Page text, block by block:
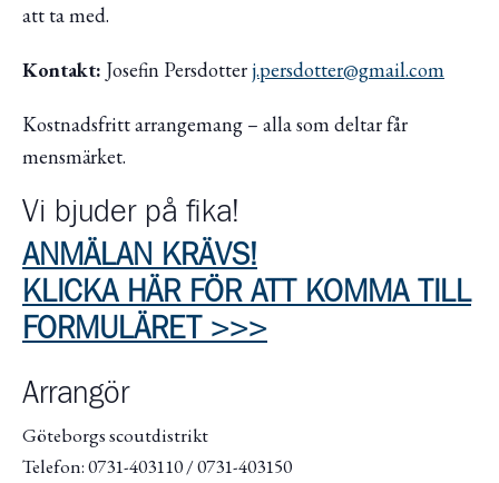
att ta med.
Kontakt: Josefin Persdotterj.persdotter@gmail.com
Kostnadsfritt arrangemang – alla som deltar får
mensmärket.
Vi bjuder på fika!
ANMÄLAN KRÄVS!
KLICKA HÄR FÖR ATT KOMMA TILL
FORMULÄRET >>>
Arrangör
Göteborgs scoutdistrikt
Telefon: 0731-403110 / 0731-403150